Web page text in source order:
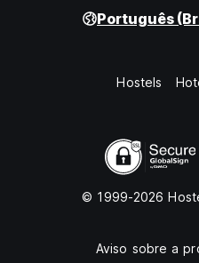
Português
Hostels
© 1999-2026
Aviso sobre a